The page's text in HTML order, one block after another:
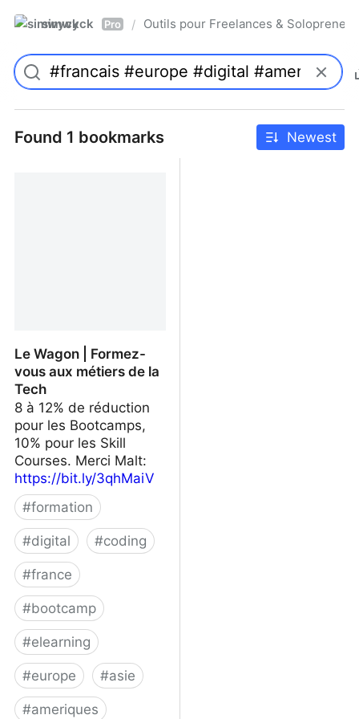
simwyck Pro / Outils pour Freelances &
Found 1 bookmarks Newest
Le Wagon | Formez-
vous aux métiers de la
Tech
8 à 12% de réduction
pour les Bootcamps,
10% pour les Skill
Courses. Merci Malt:
https://bit.ly/3qhMaiV
#formation
#digital #coding
#france
#bootcamp
#elearning
#europe #asie
#ameriques